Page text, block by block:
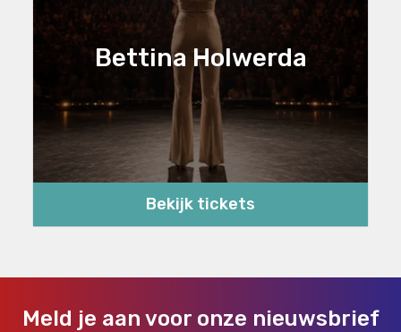
Bettina Holwerda
Bekijk tickets
Meld je aan voor onze nieuwsbrief